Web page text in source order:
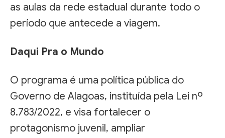
as aulas da rede estadual durante todo o
período que antecede a viagem.
Daqui Pra o Mundo
O programa é uma política pública do
Governo de Alagoas, instituída pela Lei nº
8.783/2022, e visa fortalecer o
protagonismo juvenil, ampliar